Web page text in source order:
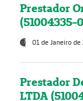
Prestador
(51004335-
01 de Janeiro de
Prestador
LTDA